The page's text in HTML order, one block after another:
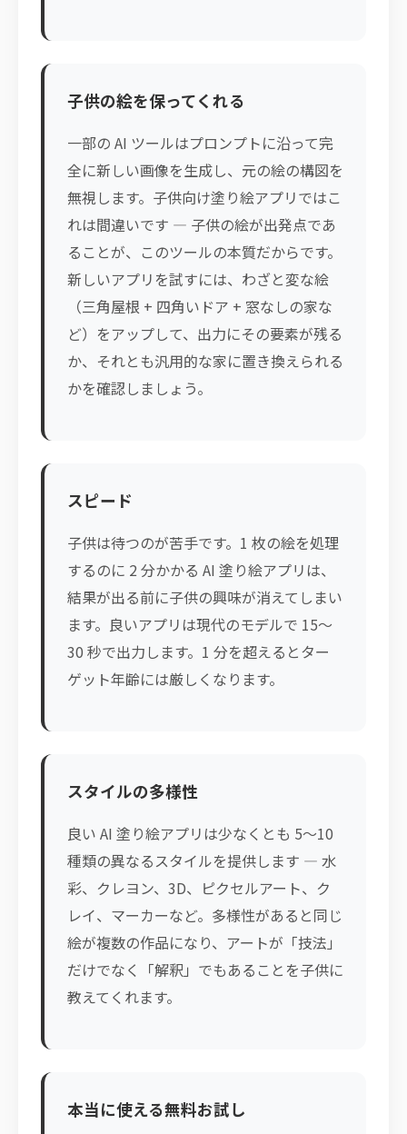
子供の絵を保ってくれる
一部の AI ツールはプロンプトに沿って完
全に新しい画像を生成し、元の絵の構図を
無視します。子供向け塗り絵アプリではこ
れは間違いです — 子供の絵が出発点であ
ることが、このツールの本質だからです。
新しいアプリを試すには、わざと変な絵
（三角屋根 + 四角いドア + 窓なしの家な
ど）をアップして、出力にその要素が残る
か、それとも汎用的な家に置き換えられる
かを確認しましょう。
スピード
子供は待つのが苦手です。1 枚の絵を処理
するのに 2 分かかる AI 塗り絵アプリは、
結果が出る前に子供の興味が消えてしまい
ます。良いアプリは現代のモデルで 15〜
30 秒で出力します。1 分を超えるとター
ゲット年齢には厳しくなります。
スタイルの多様性
良い AI 塗り絵アプリは少なくとも 5〜10
種類の異なるスタイルを提供します — 水
彩、クレヨン、3D、ピクセルアート、ク
レイ、マーカーなど。多様性があると同じ
絵が複数の作品になり、アートが「技法」
だけでなく「解釈」でもあることを子供に
教えてくれます。
本当に使える無料お試し